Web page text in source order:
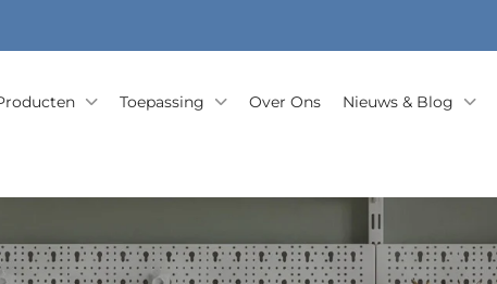
Toepassing Over Ons Nieuws & Blog